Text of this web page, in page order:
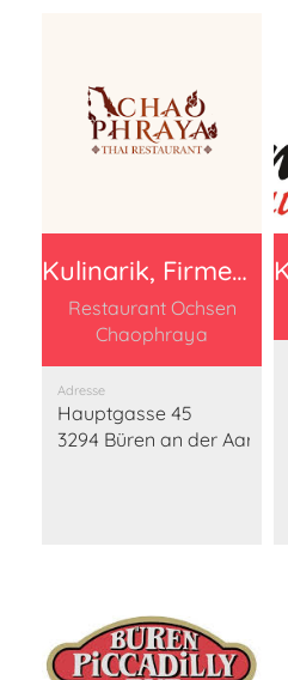
Kulinarik, Firmen Beitrag 150 Franken
Restaurant Ochsen
Chaophraya
Adresse
Hauptgasse 45
3294 Büren an der Aare